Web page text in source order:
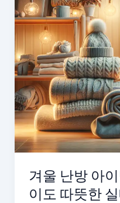
겨울 난방 아
이도 따뜻한